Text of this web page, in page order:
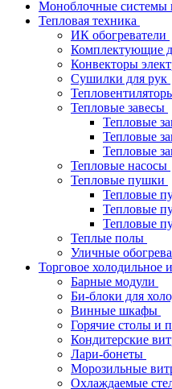
Моноблочные системы
Тепловая техника
ИК обогреватели
Комплектующие
Конвекторы
Сушилки для рук
Тепловые завесы
Тепловые
Тепловые
Тепловые
Тепловые насосы
Тепловые пушки
Тепловые
Тепловые
Тепловые
Теплые полы
Уличные
Торговое холодильное
Барные модули
Би-блоки для
Винные шкафы
Горячие столы и
Кондитерские
Лари-бонеты
Морозильные
Охлаждаемые